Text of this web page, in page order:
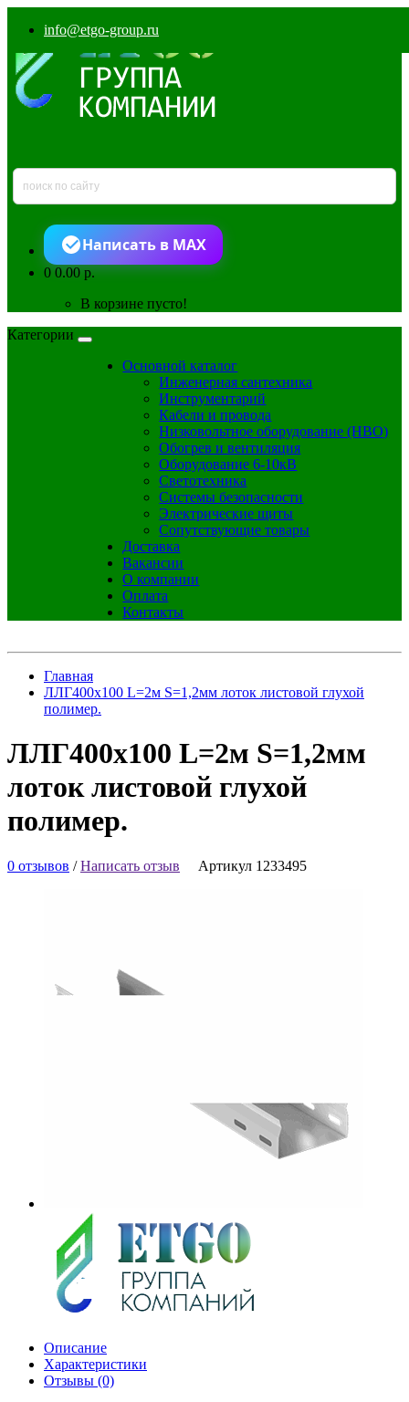
info@etgo-group.ru
Написать в MAX
00.00 р.
В корзине пусто!
Категории
Основной каталог
Инженерная сантехника
Инструментарий
Кабели и провода
Низковольтное оборудование (НВО)
Обогрев и вентиляция
Оборудование 6-10кВ
Светотехника
Системы безопасности
Электрические щиты
Сопутствующие товары
Доставка
Вакансии
О компании
Оплата
Контакты
Главная
ЛЛГ400х100 L=2м S=1,2мм лоток листовой глухой
полимер.
ЛЛГ400х100 L=2м S=1,2мм
лоток листовой глухой
полимер.
0 отзывов /Написать отзыв Артикул 1233495
Описание
Характеристики
Отзывы (0)